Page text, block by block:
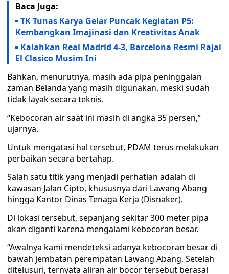
Baca Juga:
TK Tunas Karya Gelar Puncak Kegiatan P5:
Kembangkan Imajinasi dan Kreativitas Anak
Kalahkan Real Madrid 4-3, Barcelona Resmi Rajai
El Clasico Musim Ini
Bahkan, menurutnya, masih ada pipa peninggalan
zaman Belanda yang masih digunakan, meski sudah
tidak layak secara teknis.
“Kebocoran air saat ini masih di angka 35 persen,”
ujarnya.
Untuk mengatasi hal tersebut, PDAM terus melakukan
perbaikan secara bertahap.
Salah satu titik yang menjadi perhatian adalah di
kawasan Jalan Cipto, khususnya dari Lawang Abang
hingga Kantor Dinas Tenaga Kerja (Disnaker).
Di lokasi tersebut, sepanjang sekitar 300 meter pipa
akan diganti karena mengalami kebocoran besar.
“Awalnya kami mendeteksi adanya kebocoran besar di
bawah jembatan perempatan Lawang Abang. Setelah
ditelusuri, ternyata aliran air bocor tersebut berasal